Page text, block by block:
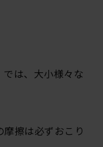
は、大小様々な
擦は必ずおこり